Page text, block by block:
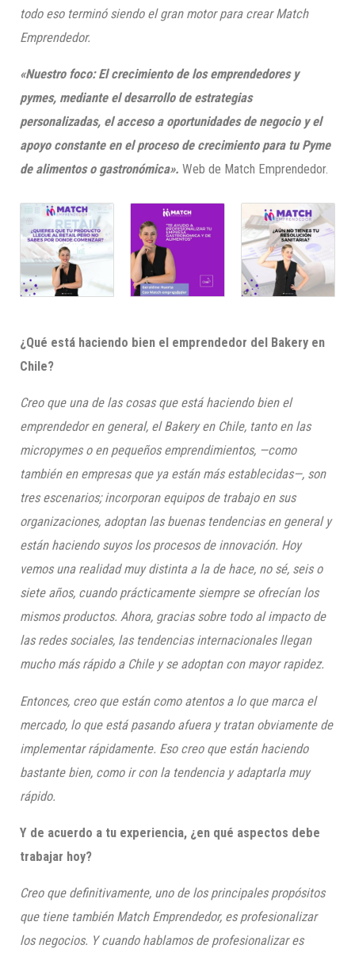
todo eso terminó siendo el gran motor para crear Match
Emprendedor.
«Nuestro foco: El crecimiento de los emprendedores y
pymes, mediante el desarrollo de estrategias
personalizadas, el acceso a oportunidades de negocio y el
apoyo constante en el proceso de crecimiento para tu Pyme
de alimentos o gastronómica».Web de Match Emprendedor.
¿Qué está haciendo bien el emprendedor del Bakery en
Chile?
Creo que una de las cosas que está haciendo bien el
emprendedor en general, el Bakery en Chile, tanto en las
micropymes o en pequeños emprendimientos, —como
también en empresas que ya están más establecidas—, son
tres escenarios; incorporan equipos de trabajo en sus
organizaciones, adoptan las buenas tendencias en general y
están haciendo suyos los procesos de innovación. Hoy
vemos una realidad muy distinta a la de hace, no sé, seis o
siete años, cuando prácticamente siempre se ofrecían los
mismos productos. Ahora, gracias sobre todo al impacto de
las redes sociales, las tendencias internacionales llegan
mucho más rápido a Chile y se adoptan con mayor rapidez.
Entonces, creo que están como atentos a lo que marca el
mercado, lo que está pasando afuera y tratan obviamente de
implementar rápidamente. Eso creo que están haciendo
bastante bien, como ir con la tendencia y adaptarla muy
rápido.
Y de acuerdo a tu experiencia, ¿en qué aspectos debe
trabajar hoy?
Creo que definitivamente, uno de los principales propósitos
que tiene también Match Emprendedor, es profesionalizar
los negocios. Y cuando hablamos de profesionalizar es